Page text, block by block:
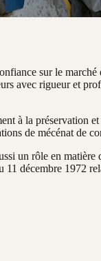
sur le
avec rigueur et
à la préservation
de mécénat de
un rôle en matière
décembre 1972